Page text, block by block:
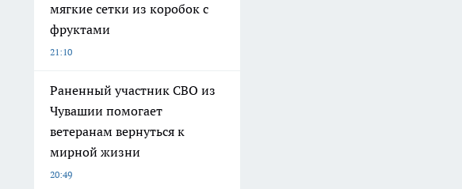
мягкие сетки из коробок с
фруктами
21:10
Раненный участник СВО из
Чувашии помогает
ветеранам вернуться к
мирной жизни
20:49